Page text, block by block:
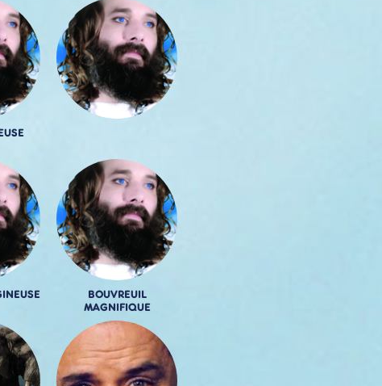
BOUVREUIL
MAGNIFIQUE